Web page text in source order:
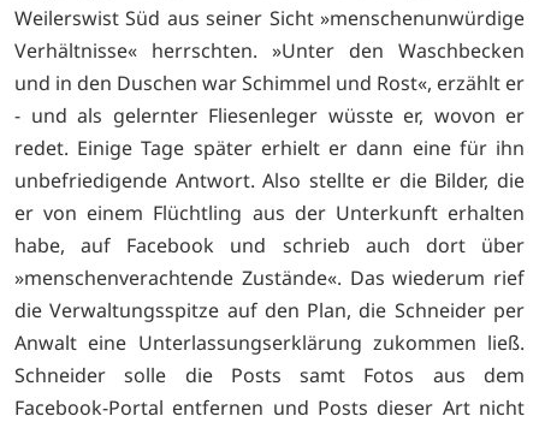
Weilerswist Süd aus seiner Sicht »menschenunwürdige
Verhältnisse« herrschten. »Unter den Waschbecken
und in den Duschen war Schimmel und Rost«, erzählt er
- und als gelernter Fliesenleger wüsste er, wovon er
redet. Einige Tage später erhielt er dann eine für ihn
unbefriedigende Antwort. Also stellte er die Bilder, die
er von einem Flüchtling aus der Unterkunft erhalten
habe, auf Facebook und schrieb auch dort über
»menschenverachtende Zustände«. Das wiederum rief
die Verwaltungsspitze auf den Plan, die Schneider per
Anwalt eine Unterlassungserklärung zukommen ließ.
Schneider solle die Posts samt Fotos aus dem
Facebook-Portal entfernen und Posts dieser Art nicht